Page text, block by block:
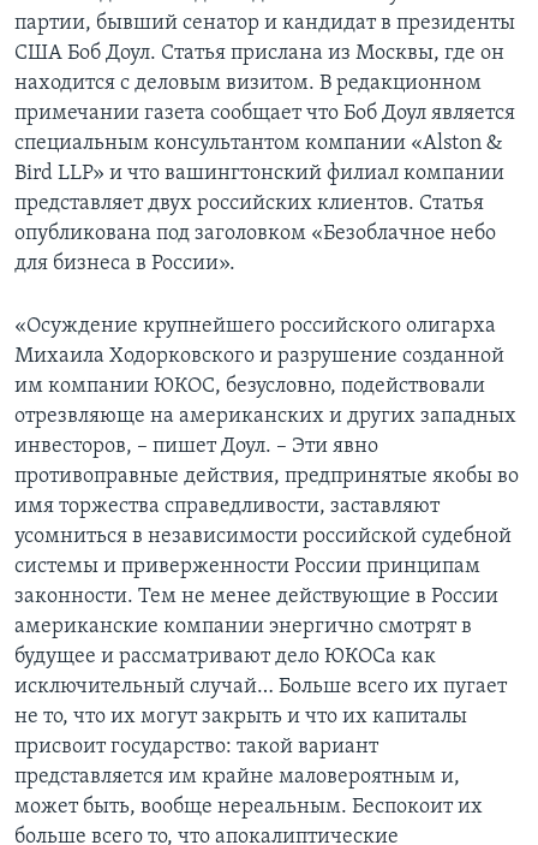
партии, бывший сенатор и кандидат в президенты
США Боб Доул. Статья прислана из Москвы, где он
находится с деловым визитом. В редакционном
примечании газета сообщает что Боб Доул является
специальным консультантом компании «Alston &
Bird LLP» и что вашингтонский филиал компании
представляет двух российских клиентов. Статья
опубликована под заголовком «Безоблачное небо
для бизнеса в России».
«Осуждение крупнейшего российского олигарха
Михаила Ходорковского и разрушение созданной
им компании ЮКОС, безусловно, подействовали
отрезвляюще на американских и других западных
инвесторов, – пишет Доул. – Эти явно
противоправные действия, предпринятые якобы во
имя торжества справедливости, заставляют
усомниться в независимости российской судебной
системы и приверженности России принципам
законности. Тем не менее действующие в России
американские компании энергично смотрят в
будущее и рассматривают дело ЮКОСа как
исключительный случай… Больше всего их пугает
не то, что их могут закрыть и что их капиталы
присвоит государство: такой вариант
представляется им крайне маловероятным и,
может быть, вообще нереальным. Беспокоит их
больше всего то, что апокалиптические